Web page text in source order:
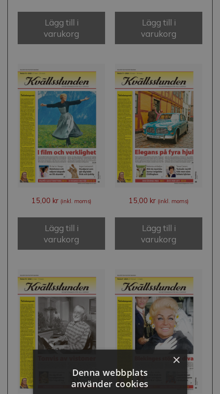
Lägg till i
varukorg
Lägg till i
varukorg
15,00 kr (inkl. moms)
Lägg till i
varukorg
15,00 kr (inkl. moms)
Lägg till i
varukorg
×
Denna webbplats
använder cookies